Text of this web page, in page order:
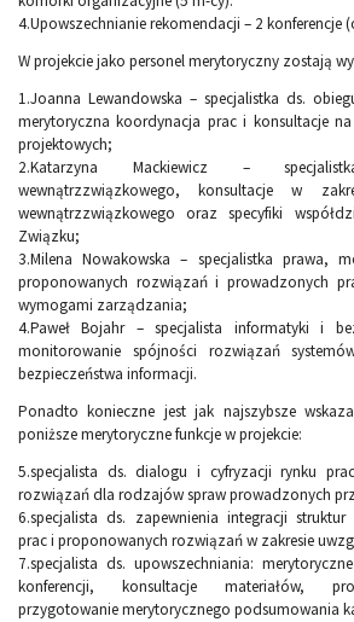
4.Upowszechnianie rekomendacji – 2 konferencje
W projekcie jako personel merytoryczny zostają
1.Joanna Lewandowska – specjalistka ds.
merytoryczna koordynacja prac i konsultacje
projektowych;
2.Katarzyna Mackiewicz –
wewnątrzzwiązkowego, konsultacje w
wewnątrzzwiązkowego oraz specyfiki
Związku;
3.Milena Nowakowska – specjalistka prawa,
proponowanych rozwiązań i prowadzonych
wymogami zarządzania;
4.Paweł Bojahr – specjalista informatyki i
monitorowanie spójności rozwiązań
bezpieczeństwa informacji.
Ponadto konieczne jest jak najszybsze
poniższe merytoryczne funkcje w projekcie:
5.specjalista ds. dialogu i cyfryzacji rynku
rozwiązań dla rodzajów spraw prowadzonych
6.specjalista ds. zapewnienia integracji
prac i proponowanych rozwiązań w zakresie
7.specjalista ds. upowszechniania:
konferencji, konsultacje materiałów,
przygotowanie merytorycznego podsumowania